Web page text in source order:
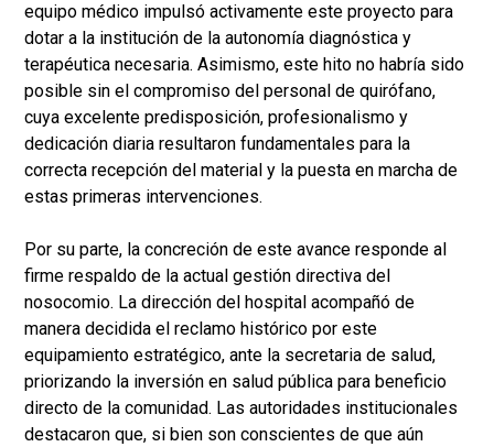
equipo médico impulsó activamente este proyecto para
dotar a la institución de la autonomía diagnóstica y
terapéutica necesaria. Asimismo, este hito no habría sido
posible sin el compromiso del personal de quirófano,
cuya excelente predisposición, profesionalismo y
dedicación diaria resultaron fundamentales para la
correcta recepción del material y la puesta en marcha de
estas primeras intervenciones.
Por su parte, la concreción de este avance responde al
firme respaldo de la actual gestión directiva del
nosocomio. La dirección del hospital acompañó de
manera decidida el reclamo histórico por este
equipamiento estratégico, ante la secretaria de salud,
priorizando la inversión en salud pública para beneficio
directo de la comunidad. Las autoridades institucionales
destacaron que, si bien son conscientes de que aún